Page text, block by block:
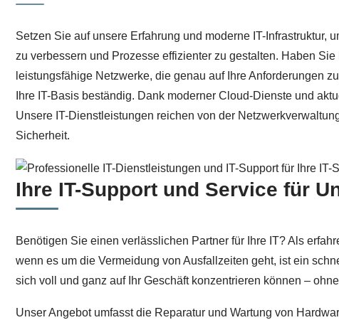
Setzen Sie auf unsere Erfahrung und moderne IT-Infrastruktur,
zu verbessern und Prozesse effizienter zu gestalten. Haben
leistungsfähige Netzwerke, die genau auf Ihre Anforderungen
Ihre IT-Basis beständig. Dank moderner Cloud-Dienste und
Unsere IT-Dienstleistungen reichen von der
Sicherheit.
Ihre IT-Support und Service für
Benötigen Sie einen verlässlichen Partner für Ihre IT? Als
wenn es um die Vermeidung von Ausfallzeiten geht, ist ein
sich voll und ganz auf Ihr Geschäft konzentrieren können –
Unser Angebot umfasst die Reparatur und Wartung von